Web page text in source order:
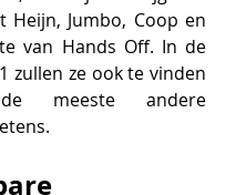
Heijn, Jumbo, Coop en
van Hands Off. In de
zullen ze ook te vinden
meeste andere